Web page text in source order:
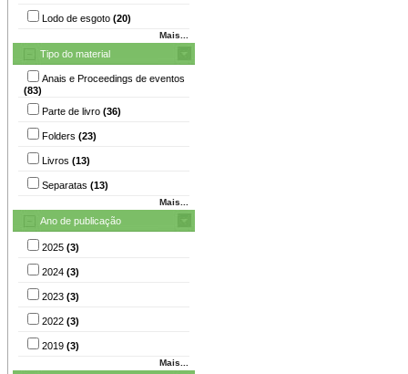
Lodo de esgoto (20)
Mais...
Tipo do material
Anais e Proceedings de eventos
(83)
Parte de livro (36)
Folders (23)
Livros (13)
Separatas (13)
Mais...
Ano de publicação
2025 (3)
2024 (3)
2023 (3)
2022 (3)
2019 (3)
Mais...